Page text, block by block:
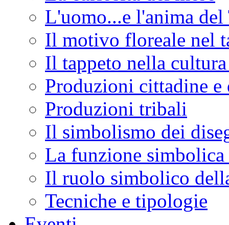
L'uomo...e l'anima del
Il motivo floreale nel
Il tappeto nella
Produzioni cittadine
Produzioni tribali
Il simbolismo dei
La funzione simbolica
Il ruolo simbolico
Tecniche e tipologie